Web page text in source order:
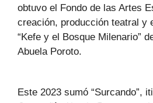
obtuvo el Fondo de las Artes
creación, producción teatral y
“Kefe y el Bosque Milenario”
Abuela Poroto.
Este 2023 sumó “Surcando”,